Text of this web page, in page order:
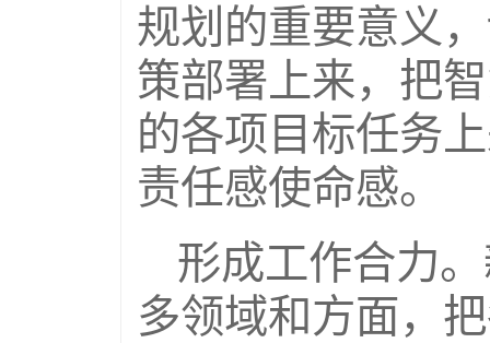
规划的重要意义
策部署上来，把
的各项目标任务
责任感使命感。
形成工作合力
多领域和方面，